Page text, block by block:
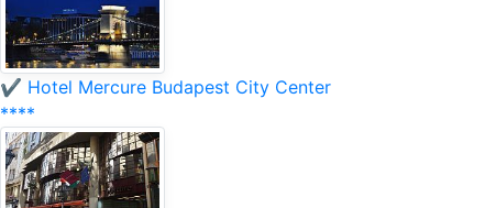
✔️ Hotel Mercure Budapest City Center
****